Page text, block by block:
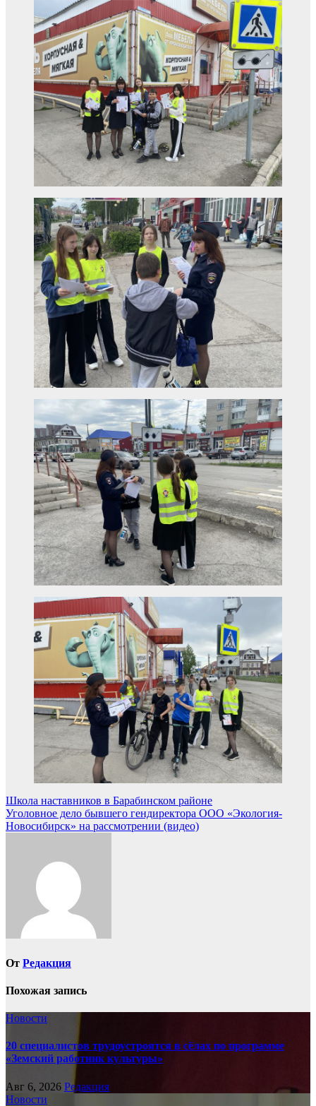
Навигация
по
Школа наставников в Барабинском районе
Уголовное дело бывшего гендиректора ООО «Экология-
Новосибирск» на рассмотрении (видео)
От Редакция
Похожая запись
Новости
20 специалистов трудоустроятся в сёлах по программе
«Земский работник культуры»
Авг 6, 2026 Редакция
Новости